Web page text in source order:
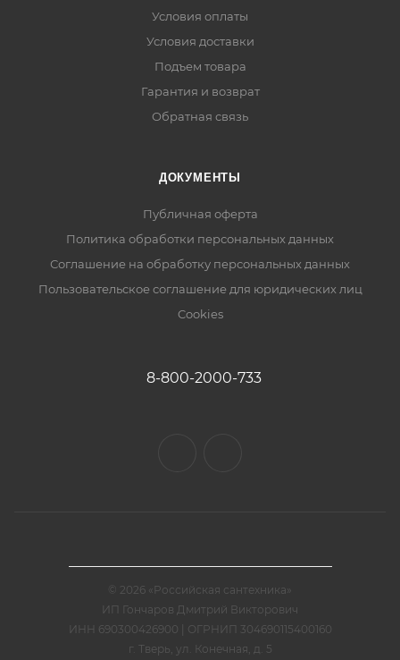
Условия оплаты
Условия доставки
Подъем товара
Гарантия и возврат
Обратная связь
ДОКУМЕНТЫ
Публичная оферта
Политика обработки персональных данных
Соглашение на обработку персональных данных
Пользовательское соглашение для юридических лиц
Cookies
8-800-2000-733
© 2026 «Российская сантехника»
ИП Гончаров Дмитрий Викторович
ИНН 690300426900 | ОГРНИП 304690115400160
г. Тверь, ул. Конечная, д. 5